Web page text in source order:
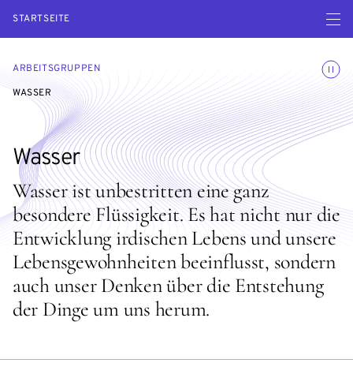
STARTSEITE Menü
ARBEITSGRUPPEN
WASSER
Wasser
Wasser ist unbestritten eine ganz
besondere Flüssigkeit. Es hat nicht nur die
Entwicklung irdischen Lebens und unsere
Lebensgewohnheiten beeinflusst, sondern
auch unser Denken über die Entstehung
der Dinge um uns herum.